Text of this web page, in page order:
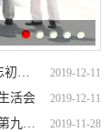
市委教育工委召开主题教育第十次集中学习暨“不忘初心忘没忘、牢记 2019-12-11
活会 2019-12-11
市委教育工委召开“不忘初心、牢记使命”主题教育第九次集中学习研讨会 2019-11-28